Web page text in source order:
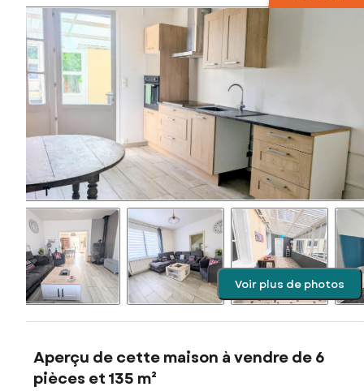
Voir plus de photos
Aperçu de cette maison à vendre de 6
pièces et 135 m²